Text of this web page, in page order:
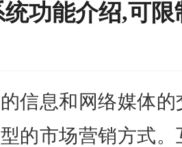
统功能介绍,可
信息和网络媒体
的市场营销方式